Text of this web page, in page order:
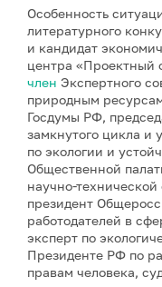
Особенность
литературного
и кандидат
центра «Проектный
член Экспертного
природным
Госдумы РФ,
замкнутого цикла и
по экологии и
Общественной
научно-
президент
работодателей в
эксперт по
Президенте РФ по
правам человека,